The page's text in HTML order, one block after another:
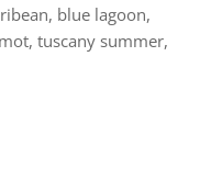
blue lagoon,
tuscany summer,